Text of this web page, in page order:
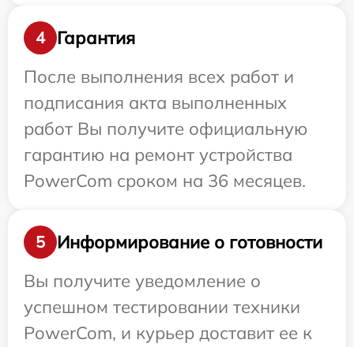
4
Гарантия
После выполнения всех работ и
подписания акта выполненных
работ Вы получите официальную
гарантию на ремонт устройства
PowerCom сроком на 36 месяцев.
5
Информирование о готовности
Вы получите уведомление о
успешном тестировании техники
PowerCom, и курьер доставит ее к